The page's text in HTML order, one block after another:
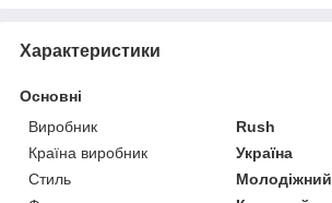
Характеристики
Основні
Виробник
Rush
Країна виробник
Україна
Стиль
Молодіжний